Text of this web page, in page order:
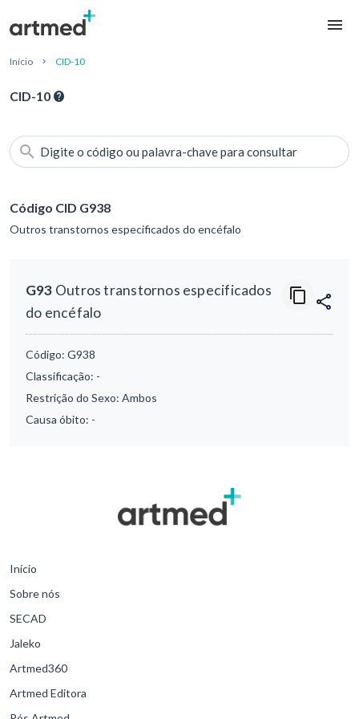
Início CID-10
CID-10
Digite o código ou palavra-chave para consultar
Código CID G938
Outros transtornos especificados do encéfalo
G93 Outros transtornos especificados
do encéfalo
Código: G938
Classificação: -
Restrição do Sexo: Ambos
Causa óbito: -
Início
Sobre nós
SECAD
Jaleko
Artmed360
Artmed Editora